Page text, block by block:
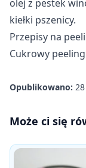
olej z pestek
kiełki pszenicy.
Przepisy na
Cukrowy
Opublikowano:
Może ci się